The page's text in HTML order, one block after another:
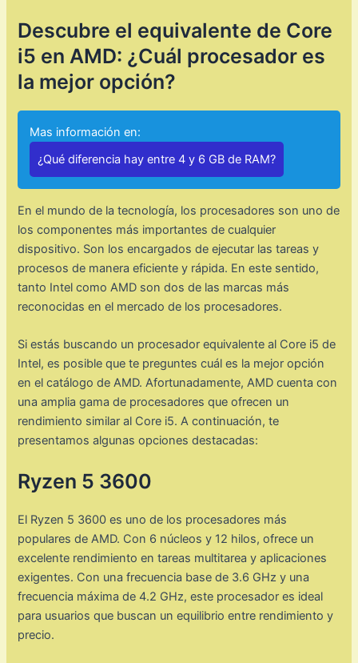
Descubre el equivalente de Core
i5 en AMD: ¿Cuál procesador es
la mejor opción?
Mas información en:
¿Qué diferencia hay entre 4 y 6 GB de RAM?
En el mundo de la tecnología, los procesadores son uno de
los componentes más importantes de cualquier
dispositivo. Son los encargados de ejecutar las tareas y
procesos de manera eficiente y rápida. En este sentido,
tanto Intel como AMD son dos de las marcas más
reconocidas en el mercado de los procesadores.
Si estás buscando un procesador equivalente al Core i5 de
Intel, es posible que te preguntes cuál es la mejor opción
en el catálogo de AMD. Afortunadamente, AMD cuenta con
una amplia gama de procesadores que ofrecen un
rendimiento similar al Core i5. A continuación, te
presentamos algunas opciones destacadas:
Ryzen 5 3600
El Ryzen 5 3600 es uno de los procesadores más
populares de AMD. Con 6 núcleos y 12 hilos, ofrece un
excelente rendimiento en tareas multitarea y aplicaciones
exigentes. Con una frecuencia base de 3.6 GHz y una
frecuencia máxima de 4.2 GHz, este procesador es ideal
para usuarios que buscan un equilibrio entre rendimiento y
precio.